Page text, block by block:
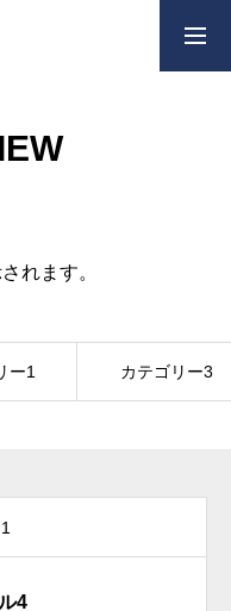
れます。
ー1 カテゴリー3
4